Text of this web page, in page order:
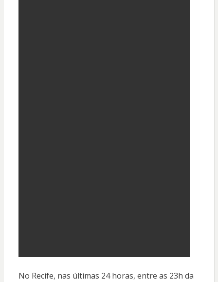
No Recife, nas últimas 24 horas, entre as 23h da